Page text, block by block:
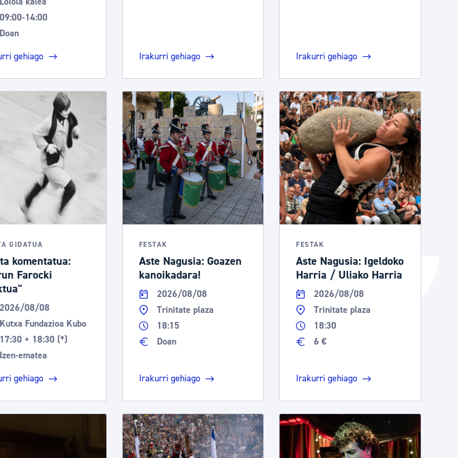
09:00-14:00
Doan
gehiago
Irakurri gehiago Irakurri gehiago
GIDATUA
komentatua:
Farocki
2026/08/08
Kutxa Fundazioa Kubo
17:30 + 18:30 (*)
Izen-ematea
gehiago
FESTAK
Aste Nagusia: Goazen
kanoikadara!
2026/08/08
Trinitate plaza
18:15
Doan
Irakurri gehiago
FESTAK
Aste Nagusia: Igeldoko
Harria / Uliako Harria
2026/08/08
Trinitate plaza
18:30
6 €
Irakurri gehiago